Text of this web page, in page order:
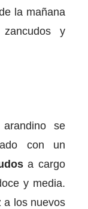
la mañana
zancudos y
se
con un
a cargo
y media.
a los nuevos